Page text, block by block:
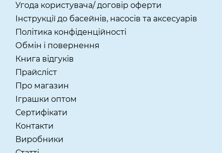
Угода користувача/ договір оферти
Інструкції до басейнів, насосів та аксесуарів
Політика конфіденційності
Обмін і повернення
Книга відгуків
Прайсліст
Про магазин
Іграшки оптом
Сертифікати
Контакти
Виробники